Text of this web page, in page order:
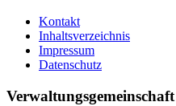
Kontakt
Inhaltsverzeichnis
Impressum
Datenschutz